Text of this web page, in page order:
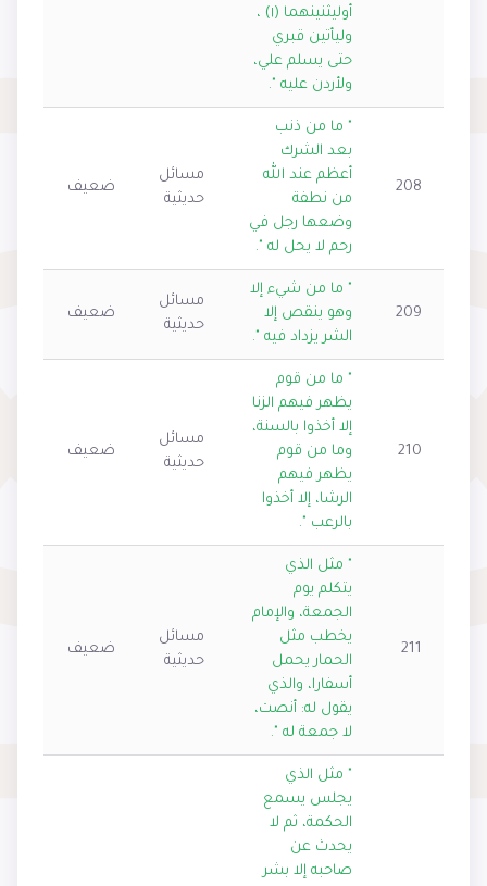
أوليثنينهما (١) ،
وليأتين قبري
حتى يسلم علي،
ولأردن عليه ".
208
" ما من ذنب
بعد الشرك
أعظم عند الله
من نطفة
وضعها رجل في
رحم لا يحل له ".
مسائل
حديثية
ضعيف
209
" ما من شيء إلا
وهو ينقص إلا
الشر يزداد فيه ".
مسائل
حديثية
ضعيف
210
" ما من قوم
يظهر فيهم الزنا
إلا أخذوا بالسنة،
وما من قوم
يظهر فيهم
الرشا، إلا أخذوا
بالرعب ".
مسائل
حديثية
ضعيف
211
" مثل الذي
يتكلم يوم
الجمعة، والإمام
يخطب مثل
الحمار يحمل
أسفارا، والذي
يقول له: أنصت،
لا جمعة له ".
مسائل
حديثية
ضعيف
" مثل الذي
يجلس يسمع
الحكمة، ثم لا
يحدث عن
صاحبه إلا بشر